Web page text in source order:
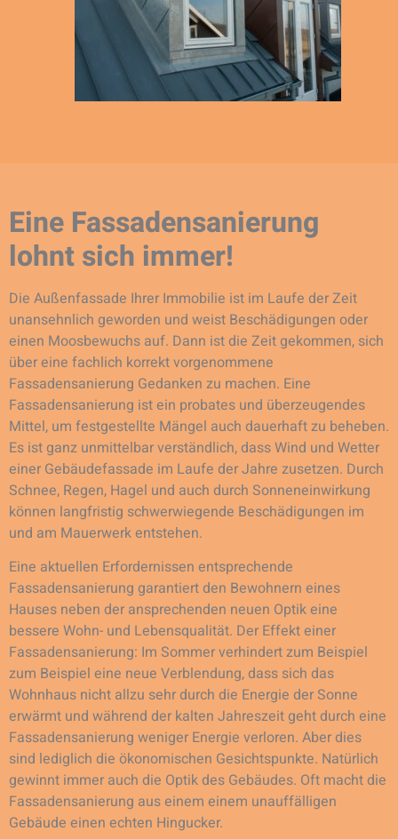
Eine Fassadensanierung
lohnt sich immer!
Die Außenfassade Ihrer Immobilie ist im Laufe der Zeit
unansehnlich geworden und weist Beschädigungen oder
einen Moosbewuchs auf. Dann ist die Zeit gekommen, sich
über eine fachlich korrekt vorgenommene
Fassadensanierung Gedanken zu machen. Eine
Fassadensanierung ist ein probates und überzeugendes
Mittel, um festgestellte Mängel auch dauerhaft zu beheben.
Es ist ganz unmittelbar verständlich, dass Wind und Wetter
einer Gebäudefassade im Laufe der Jahre zusetzen. Durch
Schnee, Regen, Hagel und auch durch Sonneneinwirkung
können langfristig schwerwiegende Beschädigungen im
und am Mauerwerk entstehen.
Eine aktuellen Erfordernissen entsprechende
Fassadensanierung garantiert den Bewohnern eines
Hauses neben der ansprechenden neuen Optik eine
bessere Wohn- und Lebensqualität. Der Effekt einer
Fassadensanierung: Im Sommer verhindert zum Beispiel
zum Beispiel eine neue Verblendung, dass sich das
Wohnhaus nicht allzu sehr durch die Energie der Sonne
erwärmt und während der kalten Jahreszeit geht durch eine
Fassadensanierung weniger Energie verloren. Aber dies
sind lediglich die ökonomischen Gesichtspunkte. Natürlich
gewinnt immer auch die Optik des Gebäudes. Oft macht die
Fassadensanierung aus einem einem unauffälligen
Gebäude einen echten Hingucker.